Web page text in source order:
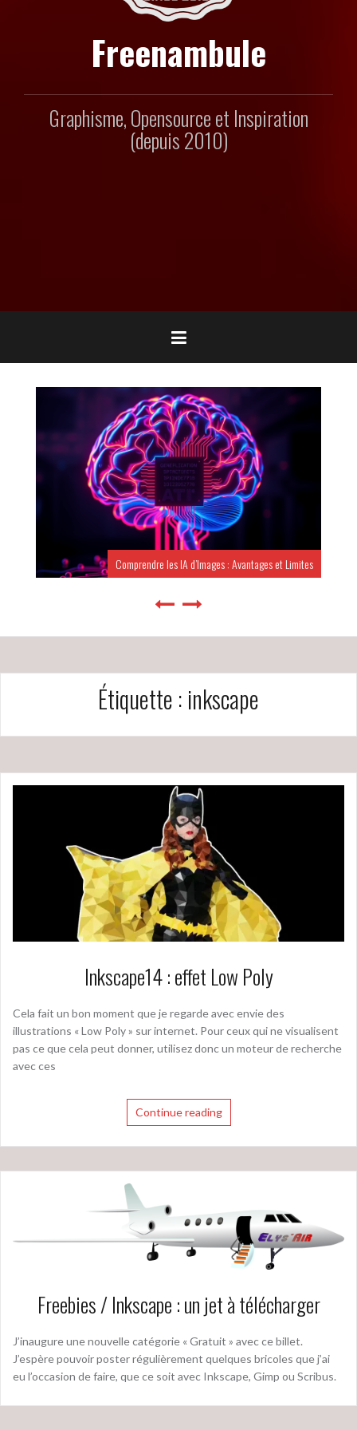
Freenambule
Graphisme, Opensource et Inspiration
(depuis 2010)
Comprendre les IA d’Images : Avantages et Limites
Étiquette : inkscape
Inkscape14 : effet Low Poly
Cela fait un bon moment que je regarde avec envie des
illustrations « Low Poly » sur internet. Pour ceux qui ne visualisent
pas ce que cela peut donner, utilisez donc un moteur de recherche
avec ces
Continue reading
Freebies / Inkscape : un jet à télécharger
J’inaugure une nouvelle catégorie « Gratuit » avec ce billet.
J’espère pouvoir poster régulièrement quelques bricoles que j’ai
eu l’occasion de faire, que ce soit avec Inkscape, Gimp ou Scribus.